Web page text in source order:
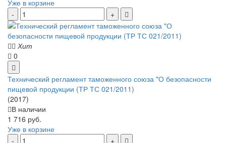
Уже в корзине
Хит
0
Технический регламент таможенного союза "О безопасности
пищевой продукции (ТР ТС 021/2011)
(2017)
В наличии
1 716 руб.
Уже в корзине